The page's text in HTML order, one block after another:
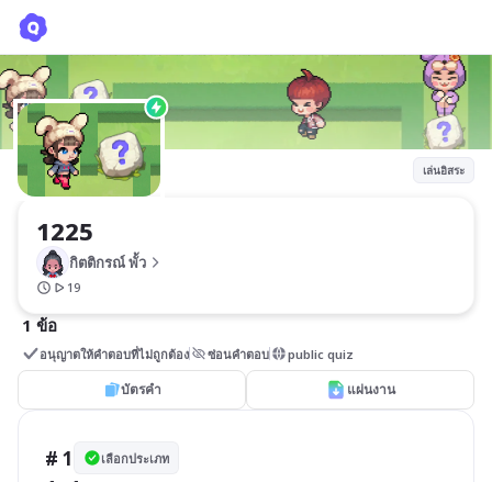
เล่นอิสระ
1225
กิตติกรณ์ พั้ว
19
1 ข้อ
อนุญาตให้คำตอบที่ไม่ถูกต้อง ซ่อนคำตอบ public quiz
บัตรคำ แผ่นงาน
# 1 เลือกประเภท